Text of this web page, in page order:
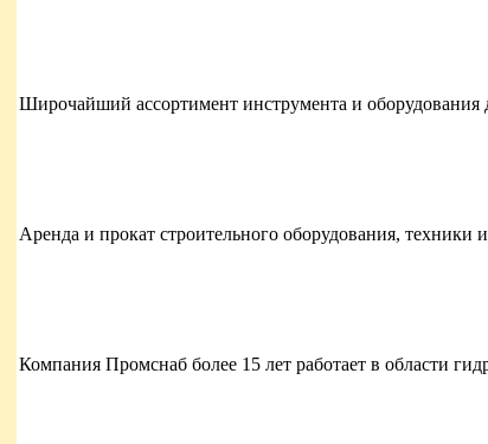
Широчайший ассортимент инструмента и оборудования
Аренда и прокат строительного оборудования, техники
Компания Промснаб более 15 лет работает в области